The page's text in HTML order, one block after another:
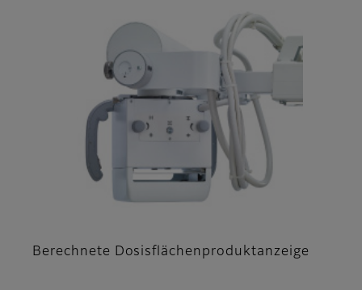
Berechnete Dosisflächenproduktanzeige